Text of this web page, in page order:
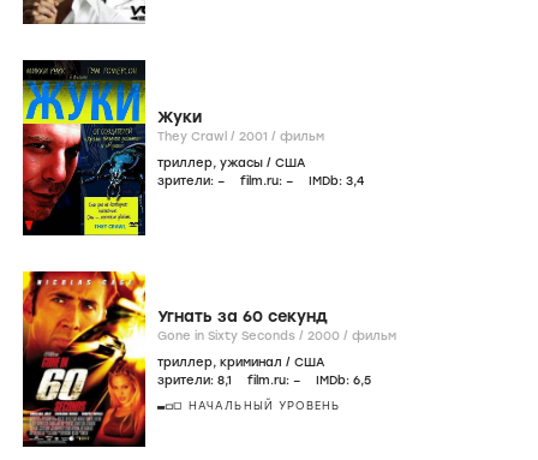
Жуки
They Crawl / 2001 / фильм
триллер, ужасы / США
зрители: – film.ru: – IMDb: 3,4
Угнать за 60 секунд
Gone in Sixty Seconds / 2000 / фильм
триллер, криминал / США
зрители: 8,1 film.ru: – IMDb: 6,5
НАЧАЛЬНЫЙ УРОВЕНЬ